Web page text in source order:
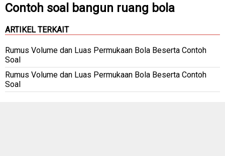
Contoh soal bangun ruang bola
ARTIKEL TERKAIT
Rumus Volume dan Luas Permukaan Bola Beserta Contoh
Soal
Rumus Volume dan Luas Permukaan Bola Beserta Contoh
Soal